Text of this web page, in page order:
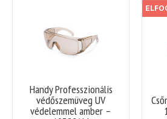
Handy Professzionális
védőszemüveg UV
védelemmel amber –